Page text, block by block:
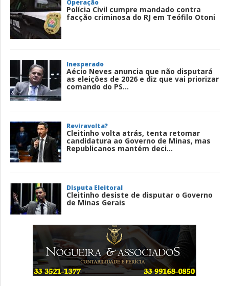
Operação
Polícia Civil cumpre mandado contra
facção criminosa do RJ em Teófilo Otoni
Inesperado
Aécio Neves anuncia que não disputará
as eleições de 2026 e diz que vai priorizar
comando do PS...
Reviravolta?
Cleitinho volta atrás, tenta retomar
candidatura ao Governo de Minas, mas
Republicanos mantém deci...
Disputa Eleitoral
Cleitinho desiste de disputar o Governo
de Minas Gerais
Entenda
Pix Pensão Alimentícia: entenda o que é
e como solicitar